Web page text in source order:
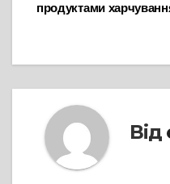
продуктами
Від